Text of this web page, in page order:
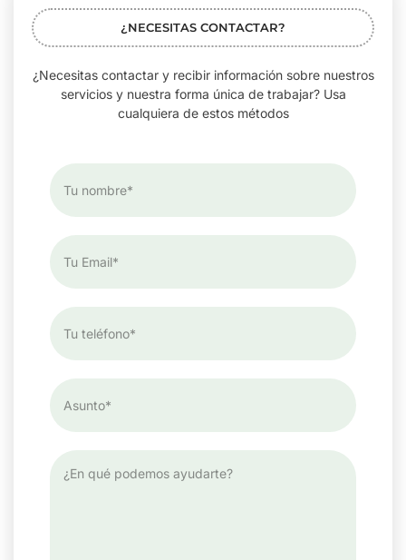
¿NECESITAS CONTACTAR?
¿Necesitas contactar y recibir información sobre nuestros
servicios y nuestra forma única de trabajar? Usa
cualquiera de estos métodos